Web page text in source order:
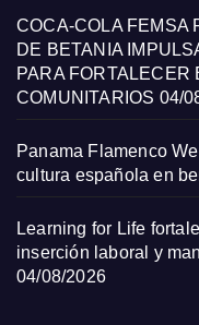
COCA-COLA FEMSA
DE BETANIA
PARA FORTALECER
COMUNITARIOS 04/
Panama Flamenco
cultura española en
Learning for Life
inserción laboral y
04/08/2026